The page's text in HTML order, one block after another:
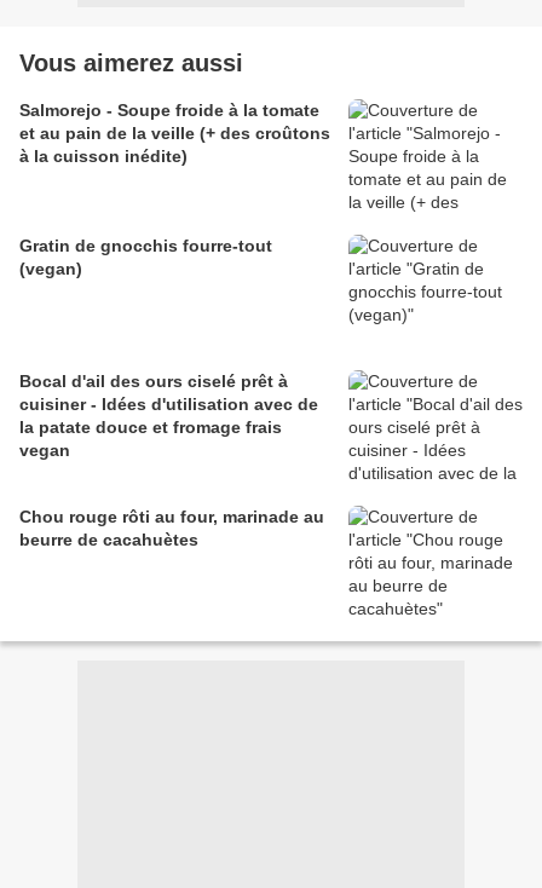
Vous aimerez aussi
Salmorejo - Soupe froide à la tomate
et au pain de la veille (+ des croûtons
à la cuisson inédite)
Gratin de gnocchis fourre-tout
(vegan)
Bocal d'ail des ours ciselé prêt à
cuisiner - Idées d'utilisation avec de
la patate douce et fromage frais
vegan
Chou rouge rôti au four, marinade au
beurre de cacahuètes